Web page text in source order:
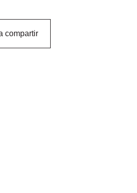
compartir